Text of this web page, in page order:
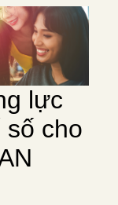
lực
số cho